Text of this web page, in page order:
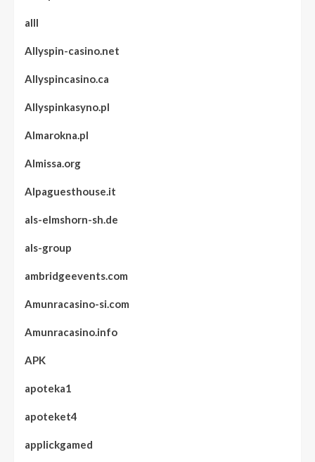
alll
Allyspin-casino.net
Allyspincasino.ca
Allyspinkasyno.pl
Almarokna.pl
Almissa.org
Alpaguesthouse.it
als-elmshorn-sh.de
als-group
ambridgeevents.com
Amunracasino-si.com
Amunracasino.info
APK
apoteka1
apoteket4
applickgamed